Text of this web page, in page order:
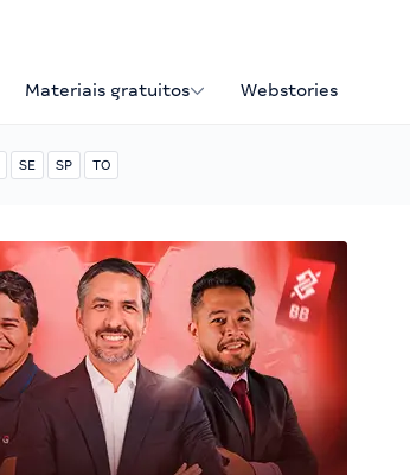
Materiais gratuitos Webstories
SE SP TO